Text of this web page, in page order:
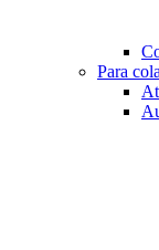
Para